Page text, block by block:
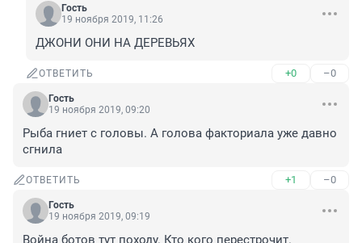
Гость
19 ноября 2019, 11:26
ДЖОНИ ОНИ НА ДЕРЕВЬЯХ
ОТВЕТИТЬ +0 –0
Гость
19 ноября 2019, 09:20
Рыба гниет с головы. А голова факториала уже давно
сгнила
ОТВЕТИТЬ +1 –0
Гость
19 ноября 2019, 09:19
Война ботов тут походу. Кто кого перестрочит.